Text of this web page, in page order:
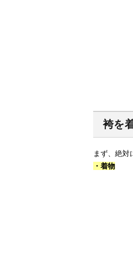
袴を
まず、絶対
・着物